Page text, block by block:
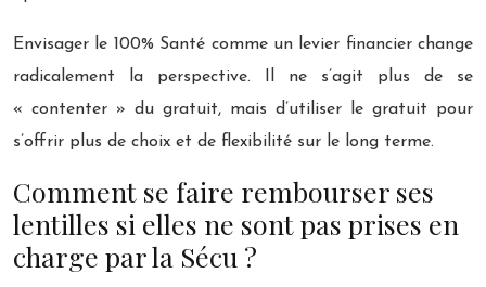
Envisager le 100% Santé comme un levier financier change
radicalement la perspective. Il ne s’agit plus de se
« contenter » du gratuit, mais d’utiliser le gratuit pour
s’offrir plus de choix et de flexibilité sur le long terme.
Comment se faire rembourser ses
lentilles si elles ne sont pas prises en
charge par la Sécu ?